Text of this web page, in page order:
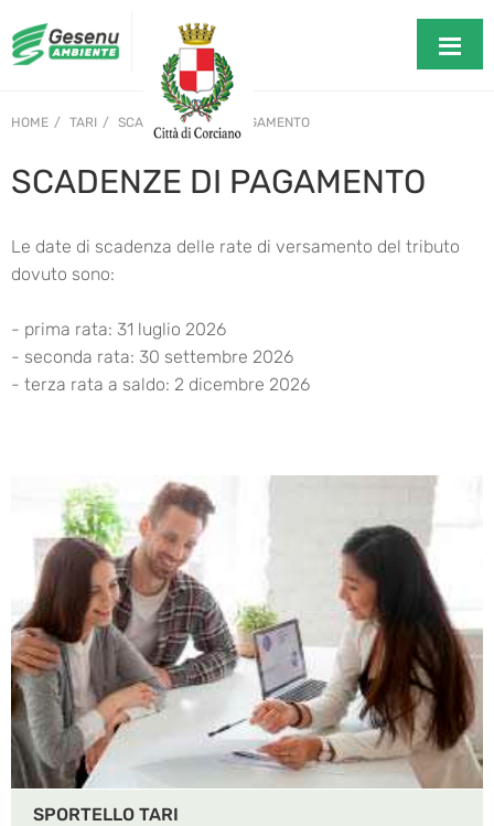
HOME TARI SCADENZE PER IL PAGAMENTO
SCADENZE DI PAGAMENTO
Le date di scadenza delle rate di versamento del tributo
dovuto sono:
- prima rata: 31 luglio 2026
- seconda rata: 30 settembre 2026
- terza rata a saldo: 2 dicembre 2026
SPORTELLO TARI